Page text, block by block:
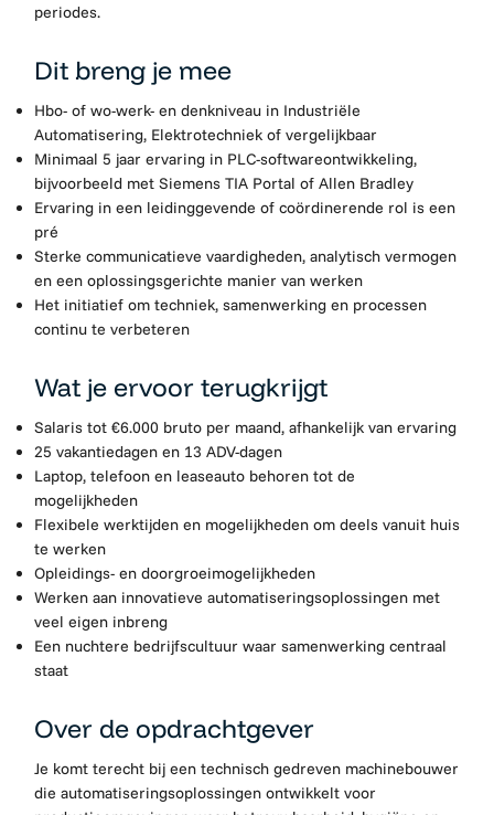
periodes.
Dit breng je mee
Hbo- of wo-werk- en denkniveau in Industriële
Automatisering, Elektrotechniek of vergelijkbaar
Minimaal 5 jaar ervaring in PLC-softwareontwikkeling,
bijvoorbeeld met Siemens TIA Portal of Allen Bradley
Ervaring in een leidinggevende of coördinerende rol is een
pré
Sterke communicatieve vaardigheden, analytisch vermogen
en een oplossingsgerichte manier van werken
Het initiatief om techniek, samenwerking en processen
continu te verbeteren
Wat je ervoor terugkrijgt
Salaris tot €6.000 bruto per maand, afhankelijk van ervaring
25 vakantiedagen en 13 ADV-dagen
Laptop, telefoon en leaseauto behoren tot de
mogelijkheden
Flexibele werktijden en mogelijkheden om deels vanuit huis
te werken
Opleidings- en doorgroeimogelijkheden
Werken aan innovatieve automatiseringsoplossingen met
veel eigen inbreng
Een nuchtere bedrijfscultuur waar samenwerking centraal
staat
Over de opdrachtgever
Je komt terecht bij een technisch gedreven machinebouwer
die automatiseringsoplossingen ontwikkelt voor